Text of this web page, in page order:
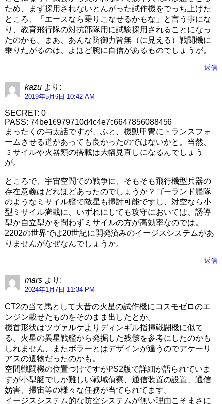
ため、まず採用されないとんがった試作機をでっち上げた
ところ、「エースなら乗りこなせるかもな」と言う事にな
り、教育飛行隊の対抗部隊用に試験採用されることになっ
たのかも。まあ、あんな防御力皆無（に見える）戦闘機に
乗りたがるのは、よほど腕に自信があるものでしょうが。
返信
kazu より:
2019年5月6日 10:42 AM
SECRET: 0
PASS: 74be16979710d4c4e7c6647856088456
まったくの与太話ですが、ふと、機動甲冑にトランスフォ
ームさせる道があっても良かったのではないかと。当然、
ミサイルや火器類の搭載は大幅見直しになるんでしょう
が。
ところで、宇宙空間での戦争に、そもそも飛行機型兵器の
存在意義はどれほどあったのでしょうか？ゴーランド艦隊
のようなミサイル艦で敵星も掃討可能ですし、対空なら小
型ミサイル満載に、いずれにしても攻守においては、誘導
型か自立型かを問わずミサイルの方が高効率なのでは。
2202の世界では20世紀に開発済みのイージスシステムがあ
りませんがなぜなんでしょうか。
返信
mars より:
2024年1月7日 11:34 PM
CT2の当て馬として大昔の火星の試作機にコスモゼロのエ
ンジン載せたものをそのまま出したとか。
機首形状はツヴァルケよりディンギル指揮戦闘機に似て
る。火星の異星戦艦から発掘した残骸を参考にしたのかも
しれません、またボラーとはデザインが違うのでアケーリ
アスの遺物だったのかも。
空間戦闘機の位置づけですがPS2版で詳細が語られていま
すが小型艇でしか難しい戦域偵察、通信装置の設置、通信
妨害、掃宙等の様々な任務が当てられてます。
イージスシステム的な防空システムが無い理由こそまさに